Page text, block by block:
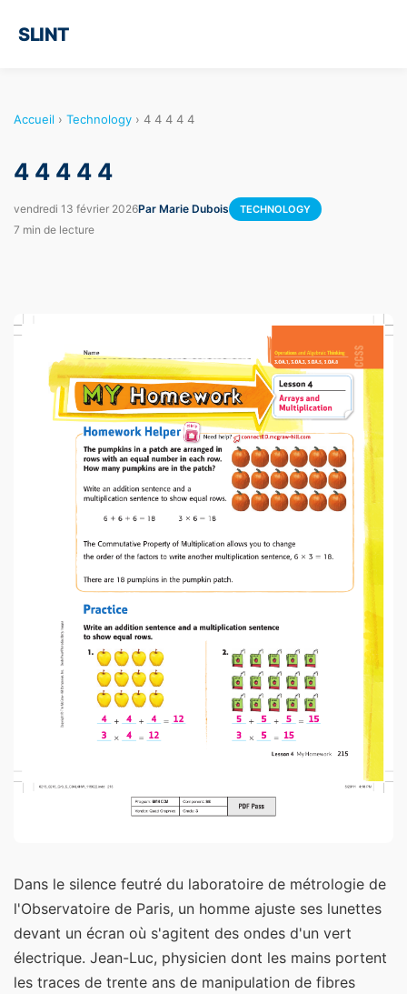
SLINT
Accueil › Technology › 4 4 4 4 4
4 4 4 4 4
vendredi 13 février 2026Par Marie Dubois TECHNOLOGY
7 min de lecture
Dans le silence feutré du laboratoire de métrologie de
l'Observatoire de Paris, un homme ajuste ses lunettes
devant un écran où s'agitent des ondes d'un vert
électrique. Jean-Luc, physicien dont les mains portent
les traces de trente ans de manipulation de fibres